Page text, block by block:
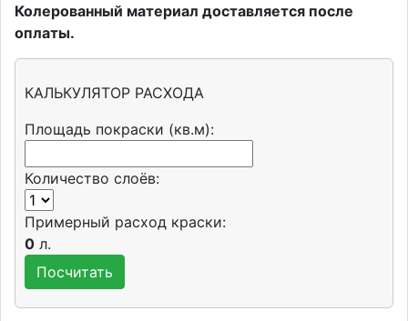
Колерованный материал доставляется после
оплаты.
КАЛЬКУЛЯТОР РАСХОДА
Площадь покраски (кв.м):
Количество слоёв:
Примерный расход краски:
0 л.